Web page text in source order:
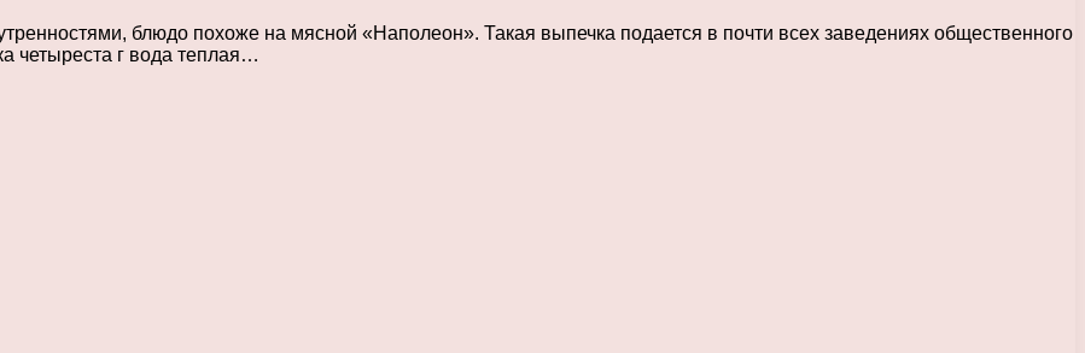
блюдо похоже на мясной «Наполеон». Такая выпечка подается в почти всех заведениях общественного
четыреста г вода теплая…